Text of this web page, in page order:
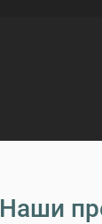
Наши